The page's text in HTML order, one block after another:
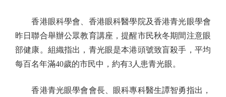
香港眼科學會、香港眼科醫學院及香港青光眼學會
昨日聯合舉辦公眾教育講座，提醒市民秋冬期間注意眼
部健康。組織指出，青光眼是本港頭號致盲殺手，平均
每百名年滿40歲的市民中，約有3人患青光眼。
香港青光眼學會會長、眼科專科醫生譚智勇指出，